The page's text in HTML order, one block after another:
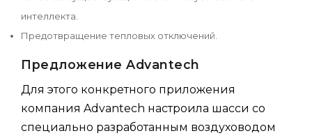
интеллекта.
Предотвращение тепловых отключений.
Предложение Advantech
Для этого конкретного приложения
компания Advantech настроила шасси со
специально разработанным воздуховодом